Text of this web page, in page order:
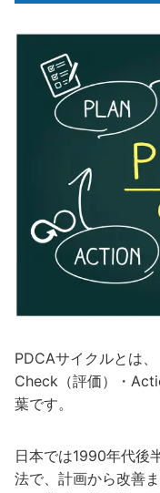
PDCAサイクルとは
Check（評価）・
葉です。
日本では1990年代後
法で、計画から改善